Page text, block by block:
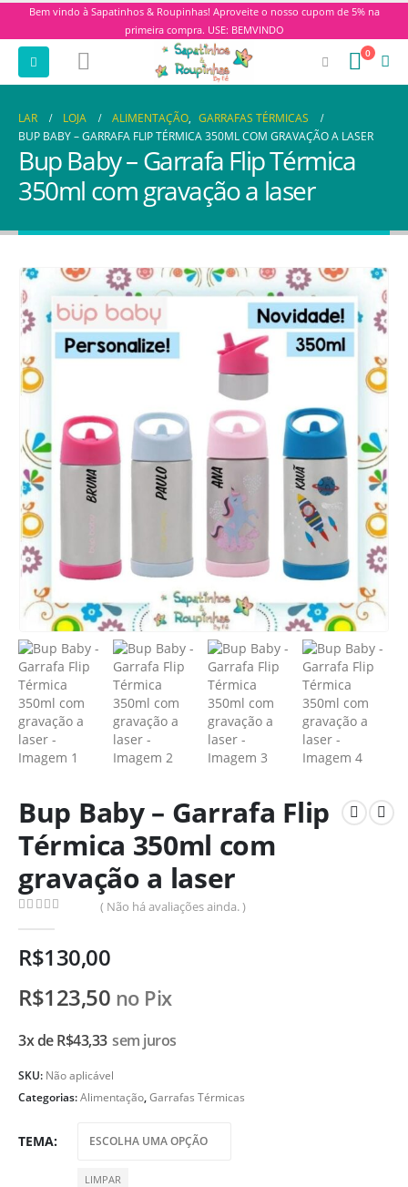
Bem vindo à Sapatinhos & Roupinhas! Aproveite o nosso cupom de 5% na
primeira compra. USE: BEMVINDO
0
LAR LOJA ALIMENTAÇÃO, GARRAFAS TÉRMICAS
BUP BABY – GARRAFA FLIP TÉRMICA 350ML COM GRAVAÇÃO A LASER
Bup Baby – Garrafa Flip Térmica
350ml com gravação a laser
Bup Baby – Garrafa Flip
Térmica 350ml com
gravação a laser
( Não há avaliações ainda. )
R$130,00
R$123,50 no Pix
3x deR$43,33 sem juros
SKU: Não aplicável
Categorias:Alimentação,Garrafas Térmicas
TEMA
LIMPAR